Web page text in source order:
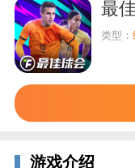
类型：
游戏介绍